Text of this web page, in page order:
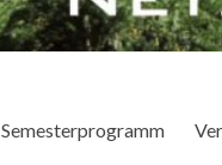
Semesterprogramm